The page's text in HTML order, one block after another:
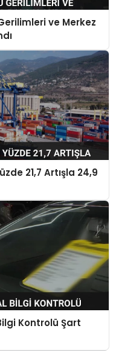
ve Merkez
21,7 Artışla 24,9
Kontrolü Şart